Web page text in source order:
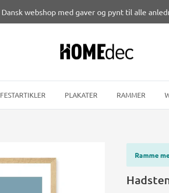
Dansk webshop med gaver og pynt til alle
FESTARTIKLER PLAKATER RAMMER
Ramme